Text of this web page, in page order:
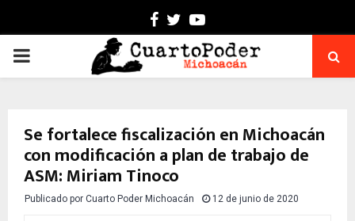
Facebook
TwitterYoutube
PRIMARY
Se fortalece fiscalización en Michoacán
con modificación a plan de trabajo de
ASM: Miriam Tinoco
Publicado por Cuarto Poder Michoacán 12 de junio de 2020